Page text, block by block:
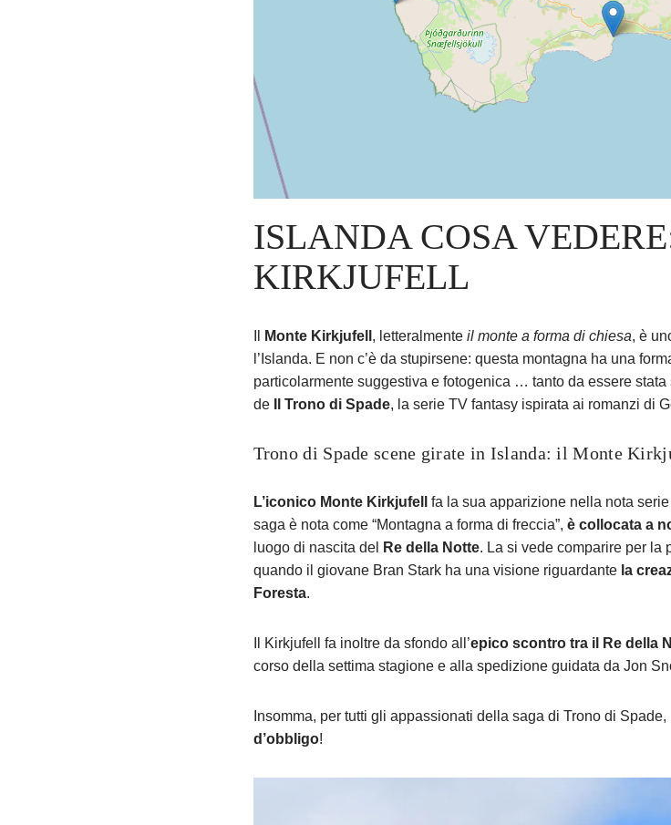
ISLANDA COSA
KIRKJUFELL
Monte Kirkjufell , letteralmente il monte a forma di chiesa, è
l’Islanda. E non c’è da stupirsene: questa montagna ha una
particolarmente suggestiva e fotogenica … tanto da essere
de
Il Trono di Spade, la serie TV fantasy ispirata ai romanzi di
Trono di Spade scene girate in Islanda: il Monte
L’iconico Monte Kirkjufell
fa la sua apparizione nella nota
saga è nota come “Montagna a forma di freccia”, è collocata a
luogo di nascita del
Re della Notte. La si vede comparire per la
quando il giovane Bran Stark ha una visione riguardante la
Foresta.
Il Kirkjufell fa inoltre da sfondo all’epico scontro tra il Re della
corso della settima stagione e alla spedizione guidata da Jon
Insomma, per tutti gli appassionati della saga di Trono di Spade,
d’obbligo!